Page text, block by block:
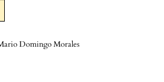
Domingo Morales